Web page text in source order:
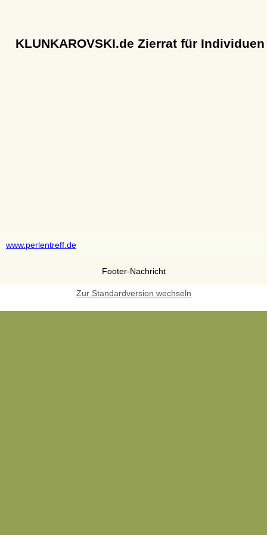
KLUNKAROVSKI.de Zierrat für Individuen
www.perlentreff.de
Footer-Nachricht
Zur Standardversion wechseln